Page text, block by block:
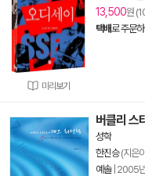
미리보기
13,500원
택배로 주문
버클리 스
성학
한진승(지은
예솔| 2005